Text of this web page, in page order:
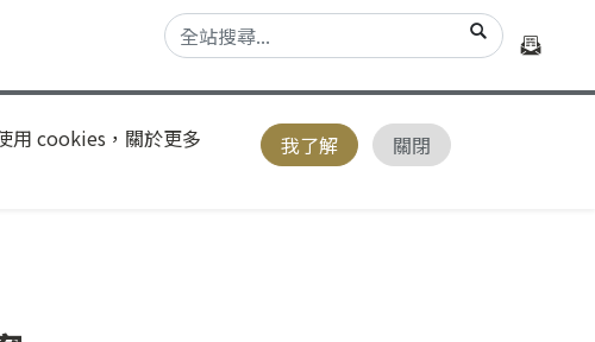
用 cookies，關於更多
我了解 關閉